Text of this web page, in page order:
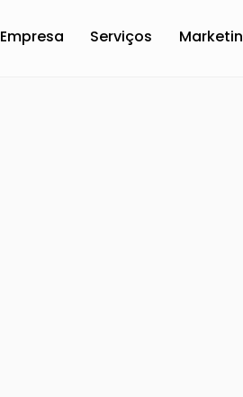
Empresa Serviços